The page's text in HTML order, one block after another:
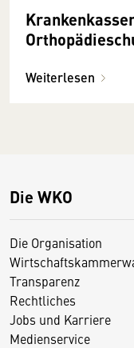
Weiterlesen
Die WKO
Die Organisation
Transparenz
Rechtliches
Jobs und Karriere
Medienservice